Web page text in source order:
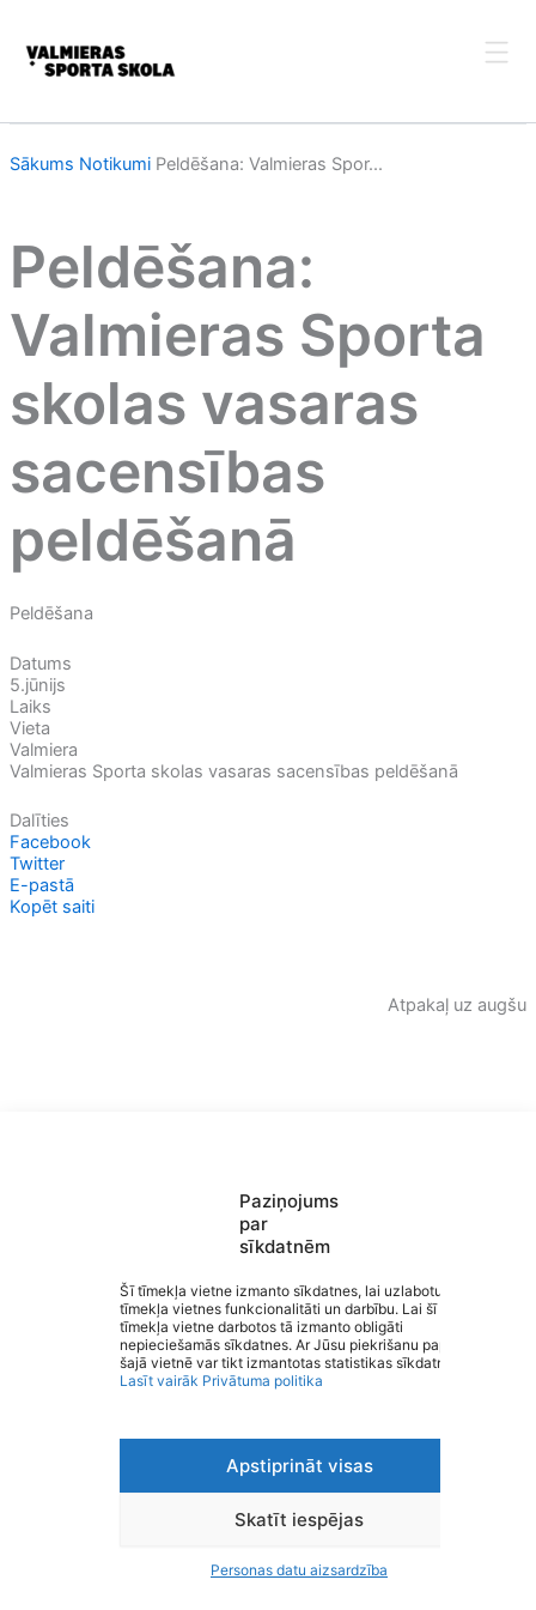
Paziņojums
par
sīkdatnēm
Šī tīmekļa vietne izmanto sīkdatnes, lai uzlabotu
tīmekļa vietnes funkcionalitāti un darbību. Lai šī
tīmekļa vietne darbotos tā izmanto obligāti
nepieciešamās sīkdatnes. Ar Jūsu piekrišanu papildus
šajā vietnē var tikt izmantotas statistikas sīkdatnes.
Lasīt vairāk Privātuma politika
Apstiprināt visas
Skatīt iespējas
Personas datu aizsardzība
content
Sākums Notikumi Peldēšana: Valmieras Spor...
Peldēšana:
Valmieras Sporta
skolas vasaras
sacensības
peldēšanā
Peldēšana
Datums
5.jūnijs
Laiks
Vieta
Valmiera
Valmieras Sporta skolas vasaras sacensības peldēšanā
Dalīties
Facebook
Twitter
E-pastā
Kopēt saiti
Atpakaļ uz augšu
Valmieras Sporta skola
Saziņa
Izvēlne
Ātrās saites
Sociālie tīkli
Privātuma politika
Personas datu aizsardzība